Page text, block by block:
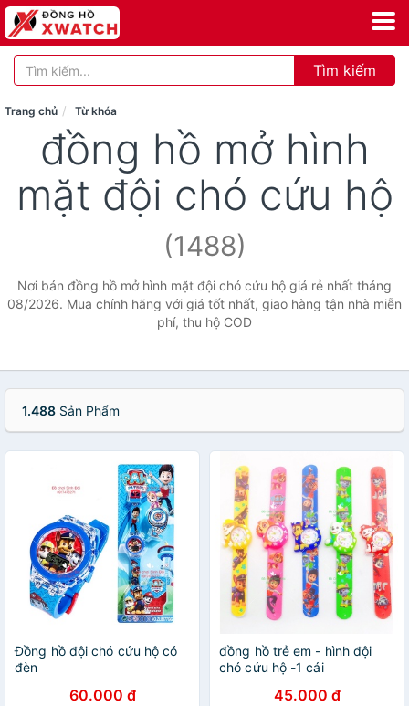
Tìm kiếm
Trang chủ Từ khóa
đồng hồ mở hình
mặt đội chó cứu hộ
(1488)
Nơi bán đồng hồ mở hình mặt đội chó cứu hộ giá rẻ nhất tháng
08/2026. Mua chính hãng với giá tốt nhất, giao hàng tận nhà miễn
phí, thu hộ COD
1.488 Sản Phẩm
Đồng hồ đội chó cứu hộ có
đèn
60.000 đ
đồng hồ trẻ em - hình đội
chó cứu hộ -1 cái
45.000 đ